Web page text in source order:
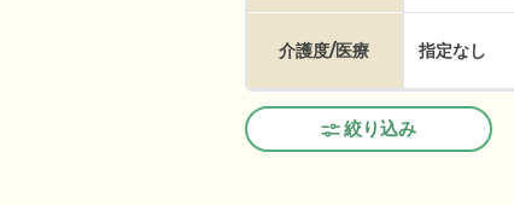
介護度/医療 指定なし
絞り込み